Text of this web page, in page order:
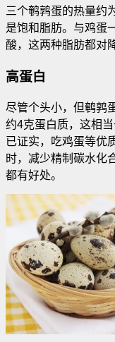
三个鹌鹑蛋的热量约
是饱和脂肪。与鸡蛋
酸，这两种脂肪都对
高蛋白
尽管个头小，但鹌鹑
约4克蛋白质，这相
已证实，吃鸡蛋等优
时，减少精制碳水化
都有好处。